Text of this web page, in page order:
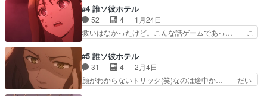
味そうやった。お袋の味っ… あのギャンブラーい
い話だったねエンディン… 今日は絵が先週の第1
話よりきれいな気がす…
鋭い推理力の音子に興味を持った誠実さ… ミステ
リアスイケメン枠は阿鳥だけでええや… 音楽◯、
背景◯、キャラデザ◯、ストーリー… 音子が推理
する様子見て大外は拒むと思った… 主人公・音子
すかー（￣▽￣；）成績優秀… そうだよね、死ぬ
のが善良な市民だけとは限… 殺人鬼の聖生が登
場。謎解きパートはそんな…
#4 誰ソ彼ホテル
52 4
1月24日
救いはなかったけど。こんな話ゲームであっ… こ
わ、鬱展開…てか、ほとんどお前のせいだ… 地獄
行きの演出とか禍々しくて良かったんじ… 最低最
悪のアニオリグロ鬱展開で最高でした… 急展開で
酷い話しにびっくり！！どーやって… 毎週水曜欠
#5 誰ソ彼ホテル
31 4
2月4日
顔がわからないトリック(笑)なのは途中か… だい